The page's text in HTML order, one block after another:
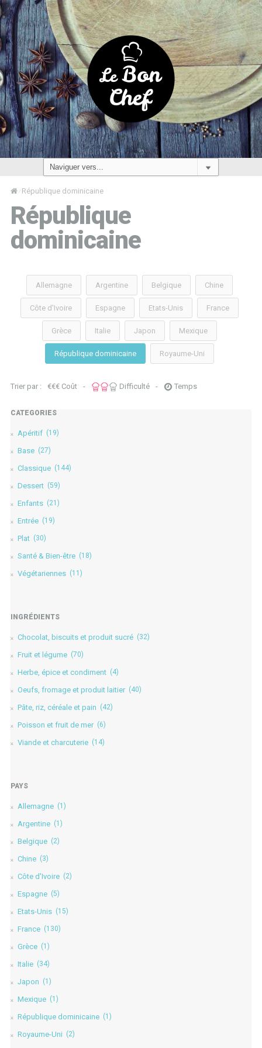
/ République dominicaine
République
dominicaine
Allemagne Argentine Belgique Chine
Côte d'Ivoire Espagne Etats-Unis France
Grèce Italie Japon Mexique
République dominicaine Royaume-Uni
Trier par : €€€ Coût - Difficulté - Temps
CATÉGORIES
Apéritif (19)
Base (27)
Classique (144)
Dessert (59)
Enfants (21)
Entrée (19)
Plat (30)
Santé & Bien-être (18)
Végétariennes (11)
INGRÉDIENTS
Chocolat, biscuits et produit sucré (32)
Fruit et légume (70)
Herbe, épice et condiment (4)
Oeufs, fromage et produit laitier (40)
Pâte, riz, céréale et pain (42)
Poisson et fruit de mer (6)
Viande et charcuterie (14)
PAYS
Allemagne (1)
Argentine (1)
Belgique (2)
Chine (3)
Côte d'Ivoire (2)
Espagne (5)
Etats-Unis (15)
France (130)
Grèce (1)
Italie (34)
Japon (1)
Mexique (1)
République dominicaine (1)
Royaume-Uni (2)